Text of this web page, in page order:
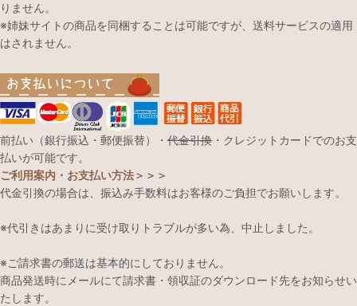
りません。
※姉妹サイトの商品を同梱することは可能ですが、送料サービスの適用
はされません。
前払い（銀行振込・郵便振替）・ 代金引換 ・クレジットカードでのお支
払いが可能です。
ご利用案内・お支払い方法＞＞＞
代金引換の場合は、振込み手数料はお客様のご負担でお願いします。
※代引きはあまりに受け取りトラブルが多い為、中止しました。
※ご請求書の郵送は基本的にしておりません。
商品発送時にメールにて請求書・領収証のダウンロード先をお知らせい
たします。